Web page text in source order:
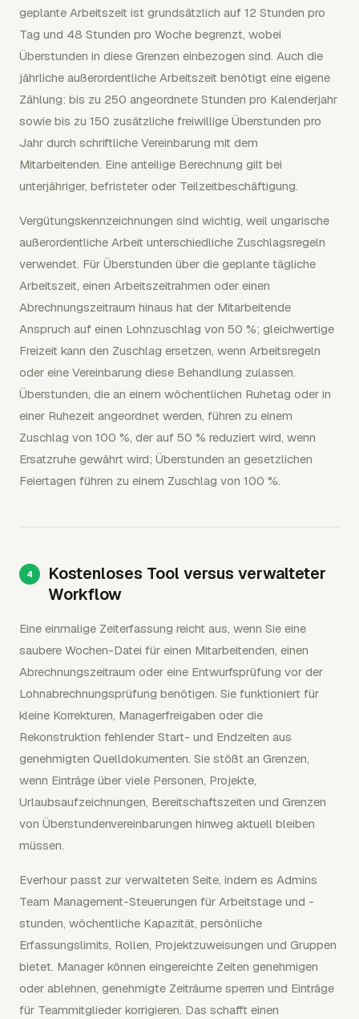
geplante Arbeitszeit ist grundsätzlich auf 12 Stunden pro
Tag und 48 Stunden pro Woche begrenzt, wobei
Überstunden in diese Grenzen einbezogen sind. Auch die
jährliche außerordentliche Arbeitszeit benötigt eine eigene
Zählung: bis zu 250 angeordnete Stunden pro Kalenderjahr
sowie bis zu 150 zusätzliche freiwillige Überstunden pro
Jahr durch schriftliche Vereinbarung mit dem
Mitarbeitenden. Eine anteilige Berechnung gilt bei
unterjähriger, befristeter oder Teilzeitbeschäftigung.
Vergütungskennzeichnungen sind wichtig, weil ungarische
außerordentliche Arbeit unterschiedliche Zuschlagsregeln
verwendet. Für Überstunden über die geplante tägliche
Arbeitszeit, einen Arbeitszeitrahmen oder einen
Abrechnungszeitraum hinaus hat der Mitarbeitende
Anspruch auf einen Lohnzuschlag von 50 %; gleichwertige
Freizeit kann den Zuschlag ersetzen, wenn Arbeitsregeln
oder eine Vereinbarung diese Behandlung zulassen.
Überstunden, die an einem wöchentlichen Ruhetag oder in
einer Ruhezeit angeordnet werden, führen zu einem
Zuschlag von 100 %, der auf 50 % reduziert wird, wenn
Ersatzruhe gewährt wird; Überstunden an gesetzlichen
Feiertagen führen zu einem Zuschlag von 100 %.
Kostenloses Tool versus verwalteter
Workflow
Eine einmalige Zeiterfassung reicht aus, wenn Sie eine
saubere Wochen-Datei für einen Mitarbeitenden, einen
Abrechnungszeitraum oder eine Entwurfsprüfung vor der
Lohnabrechnungsprüfung benötigen. Sie funktioniert für
kleine Korrekturen, Managerfreigaben oder die
Rekonstruktion fehlender Start- und Endzeiten aus
genehmigten Quelldokumenten. Sie stößt an Grenzen,
wenn Einträge über viele Personen, Projekte,
Urlaubsaufzeichnungen, Bereitschaftszeiten und Grenzen
von Überstundenvereinbarungen hinweg aktuell bleiben
müssen.
Everhour passt zur verwalteten Seite, indem es Admins
Team Management-Steuerungen für Arbeitstage und -
stunden, wöchentliche Kapazität, persönliche
Erfassungslimits, Rollen, Projektzuweisungen und Gruppen
bietet. Manager können eingereichte Zeiten genehmigen
oder ablehnen, genehmigte Zeiträume sperren und Einträge
für Teammitglieder korrigieren. Das schafft einen